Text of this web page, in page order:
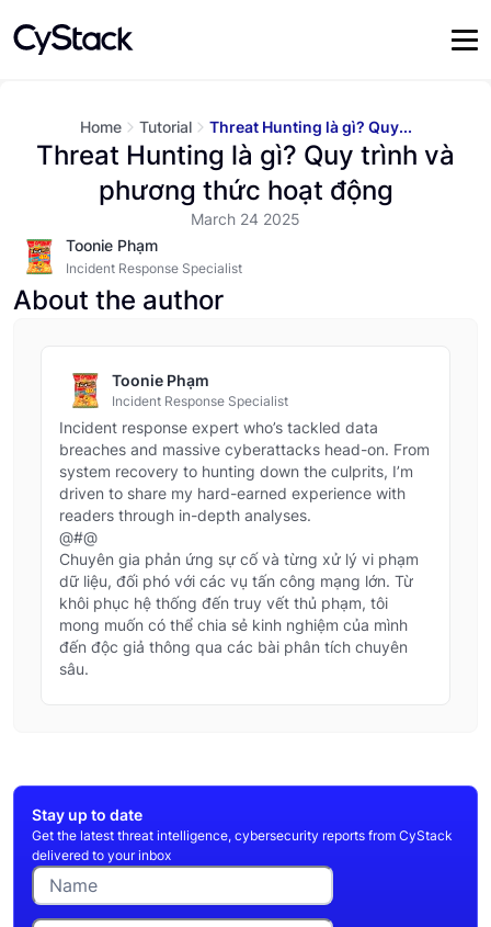
Home Tutorial Threat Hunting là gì? Quy...
Threat Hunting là gì? Quy trình và
phương thức hoạt động
March 24 2025
Toonie Phạm
Incident Response Specialist
About the author
Toonie Phạm
Incident Response Specialist
Incident response expert who’s tackled data
breaches and massive cyberattacks head-on. From
system recovery to hunting down the culprits, I’m
driven to share my hard-earned experience with
readers through in-depth analyses.
@#@
Chuyên gia phản ứng sự cố và từng xử lý vi phạm
dữ liệu, đối phó với các vụ tấn công mạng lớn. Từ
khôi phục hệ thống đến truy vết thủ phạm, tôi
mong muốn có thể chia sẻ kinh nghiệm của mình
đến độc giả thông qua các bài phân tích chuyên
sâu.
Stay up to date
Get the latest threat intelligence, cybersecurity reports from CyStack
delivered to your inbox